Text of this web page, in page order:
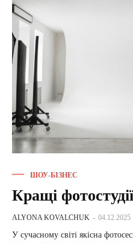
ШОУ-БІЗНЕС
Кращі
ALYONA KOVALCHUK - 04.12.2025
У сучасному світі якісна